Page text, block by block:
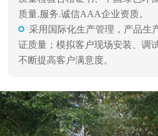
质量.服务.诚信AAA企业资质。
采用国际化生产管理，产品生
证质量；模拟客户现场安装、调
不断提高客户满意度。